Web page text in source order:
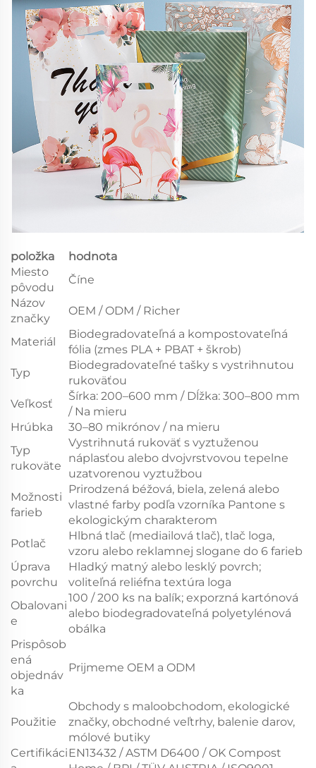
položka
hodnota
Miesto
pôvodu
Číne
Názov
značky
OEM / ODM / Richer
Materiál
Biodegradovateľná a kompostovateľná
fólia (zmes PLA + PBAT + škrob)
Typ
Biodegradovateľné tašky s vystrihnutou
rukoväťou
Veľkosť
Šírka: 200–600 mm / Dĺžka: 300–800 mm
/ Na mieru
Hrúbka
30–80 mikrónov / na mieru
Typ
rukoväte
Vystrihnutá rukoväť s vyztuženou
náplasťou alebo dvojvrstvovou tepelne
uzatvorenou vyztužbou
Možnosti
farieb
Prirodzená béžová, biela, zelená alebo
vlastné farby podľa vzorníka Pantone s
ekologickým charakterom
Potlač
Hlbná tlač (mediailová tlač), tlač loga,
vzoru alebo reklamnej slogane do 6 farieb
Úprava
povrchu
Hladký matný alebo lesklý povrch;
voliteľná reliéfna textúra loga
Obalovani
e
100 / 200 ks na balík; exporzná kartónová
alebo biodegradovateľná polyetylénová
obálka
Prispôsob
ená
objednáv
ka
Prijmeme OEM a ODM
Použitie
Obchody s maloobchodom, ekologické
značky, obchodné veľtrhy, balenie darov,
mólové butiky
CertifikáciEN13432 / ASTM D6400 / OK Compost